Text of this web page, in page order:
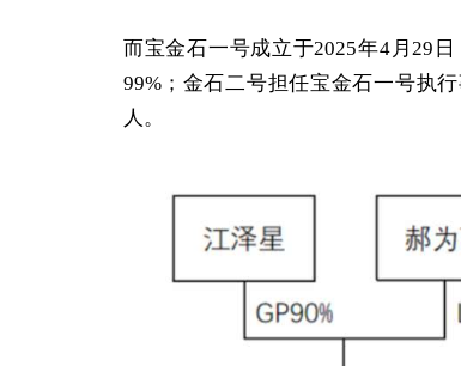
而宝金石一号成立于2025年4月29
99%；金石二号担任宝金石一号执
人。